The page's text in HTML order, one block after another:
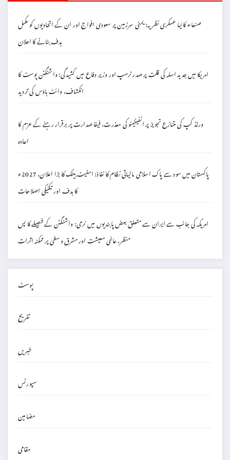
صنعاء کا نیا عسکری نظریہ: یمنی سرزمین پر سعودی افواج اور ان کے اتحادیوں کو مکمل
ہدف بنانے کا اعلان
امریکا میں جدید اسلہ کی قلت پر صدر ٹرمپ اور وزیر دفاع میں کشیدگی: واشنگٹن پوسٹ کا
انکشاف، وائٹ ہاؤس کی تردید
ورلڈ کپ کی متنازع تجویز پر انفینٹینو کی معذرت، فیفا صدارت پر برقرار رہنے کے عزم کا
اعادہ
پاکستان میں سود سے پاک اسلامی مالیاتی نظام کا نفاذ: اسٹیٹ بینک کا بڑا اعلان، 2027ء
کا ہدف اور تکنیکی اصلاحات
امریکہ کی جانب سے ایران سے متعلق بعض پابندیوں میں نرمی: واشنگٹن کے فیصلے کا پس
منظر، عالمی معیشت اور مشرق وسطیٰ پر ممکنہ اثرات
پوسٹ
تفریح
خبریں
سپورٹس
مضامین
مقامی